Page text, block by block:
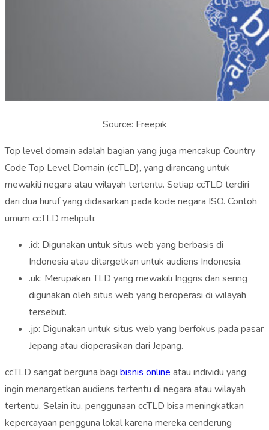
Source: Freepik
Top level domain adalah bagian yang juga mencakup Country
Code Top Level Domain (ccTLD), yang dirancang untuk
mewakili negara atau wilayah tertentu. Setiap ccTLD terdiri
dari dua huruf yang didasarkan pada kode negara ISO. Contoh
umum ccTLD meliputi:
.id: Digunakan untuk situs web yang berbasis di
Indonesia atau ditargetkan untuk audiens Indonesia.
.uk: Merupakan TLD yang mewakili Inggris dan sering
digunakan oleh situs web yang beroperasi di wilayah
tersebut.
.jp: Digunakan untuk situs web yang berfokus pada pasar
Jepang atau dioperasikan dari Jepang.
ccTLD sangat berguna bagi bisnis online atau individu yang
ingin menargetkan audiens tertentu di negara atau wilayah
tertentu. Selain itu, penggunaan ccTLD bisa meningkatkan
kepercayaan pengguna lokal karena mereka cenderung